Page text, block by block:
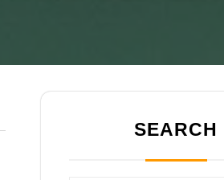
SEARCH